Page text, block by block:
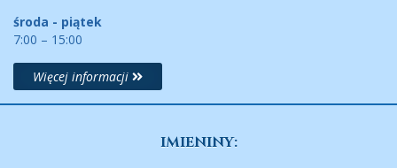
środa - piątek
7:00 – 15:00
Więcej informacji
IMIENINY: